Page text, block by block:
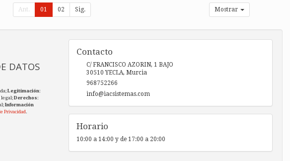
Ant. 01 02 Sig. Mostrar
DATOS
Legitimación:
legal;Derechos:
Información
Privacidad.
Contacto
C/ FRANCISCO AZORIN, 1 BAJO
30510 YECLA, Murcia
968752266
info@iacsistemas.com
Horario
10:00 a 14:00 y de 17:00 a 20:00